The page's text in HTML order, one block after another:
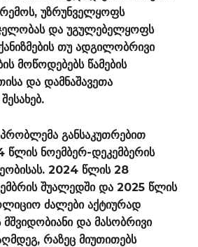
უზრუნველყოფს
და უგულებელყოფს
თუ ადგილობრივი
მოწოდებებს წამების
და დამნაშავეთა
პრობლემა განსაკუთრებით
წლის ნოემბერ-დეკემბერის
2024 წლის 28
შუალედში და 2025 წლის
ძალები აქტიურად
მშვიდობიანი და მასობრივი
რაზეც მიუთითებს